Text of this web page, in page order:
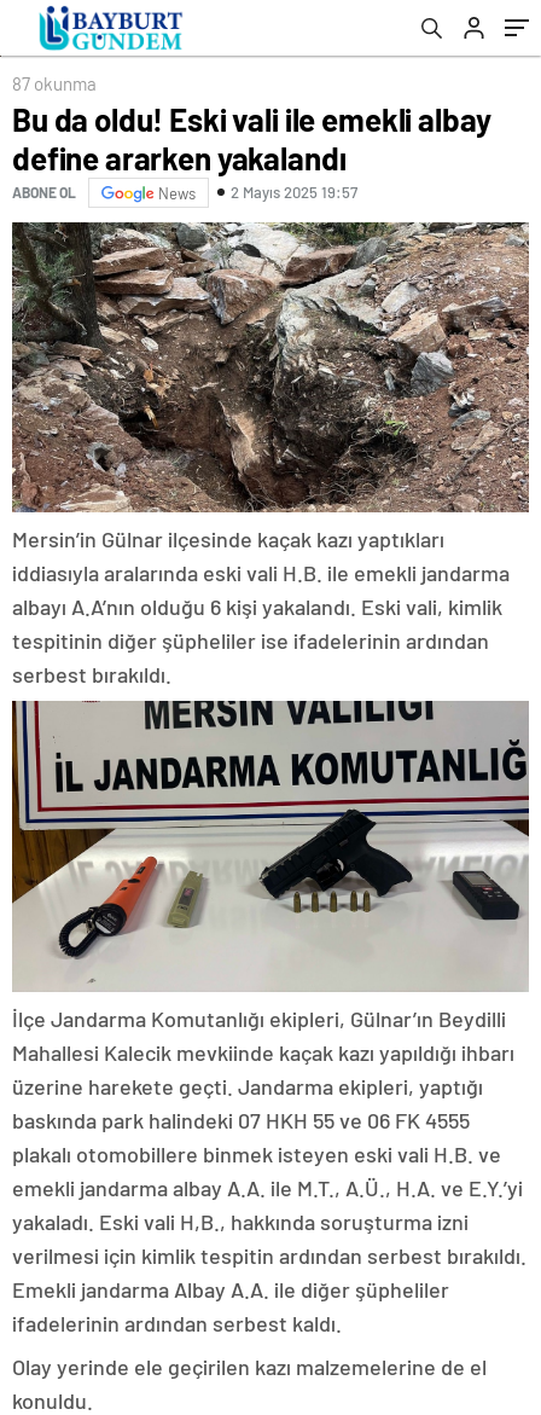
87 okunma
Bu da oldu! Eski vali ile emekli albay
define ararken yakalandı
ABONE OL News 2 Mayıs 2025 19:57
Mersin’in Gülnar ilçesinde kaçak kazı yaptıkları
iddiasıyla aralarında eski vali H.B. ile emekli jandarma
albayı A.A’nın olduğu 6 kişi yakalandı. Eski vali, kimlik
tespitinin diğer şüpheliler ise ifadelerinin ardından
serbest bırakıldı.
İlçe Jandarma Komutanlığı ekipleri, Gülnar’ın Beydilli
Mahallesi Kalecik mevkiinde kaçak kazı yapıldığı ihbarı
üzerine harekete geçti. Jandarma ekipleri, yaptığı
baskında park halindeki 07 HKH 55 ve 06 FK 4555
plakalı otomobillere binmek isteyen eski vali H.B. ve
emekli jandarma albay A.A. ile M.T., A.Ü., H.A. ve E.Y.’yi
yakaladı. Eski vali H,B., hakkında soruşturma izni
verilmesi için kimlik tespitin ardından serbest bırakıldı.
Emekli jandarma Albay A.A. ile diğer şüpheliler
ifadelerinin ardından serbest kaldı.
Olay yerinde ele geçirilen kazı malzemelerine de el
konuldu.